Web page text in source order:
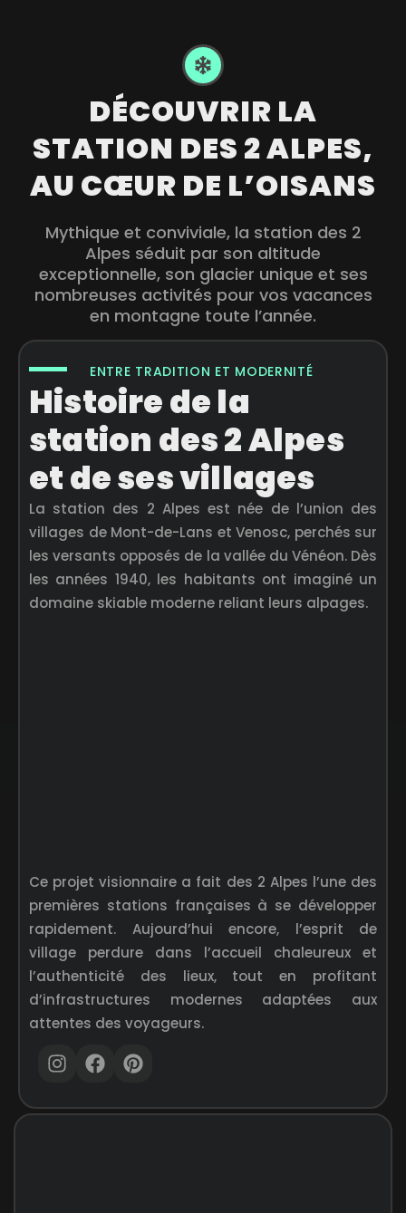
DÉCOUVRIR LA
STATION DES 2 ALPES,
AU CŒUR DE L’OISANS
Mythique et conviviale, la station des 2
Alpes séduit par son altitude
exceptionnelle, son glacier unique et ses
nombreuses activités pour vos vacances
en montagne toute l’année.
ENTRE TRADITION ET MODERNITÉ
Histoire de la
station des 2 Alpes
et de ses villages
La station des 2 Alpes est née de l’union des
villages de Mont-de-Lans et Venosc, perchés sur
les versants opposés de la vallée du Vénéon. Dès
les années 1940, les habitants ont imaginé un
domaine skiable moderne reliant leurs alpages.
Ce projet visionnaire a fait des 2 Alpes l’une des
premières stations françaises à se développer
rapidement. Aujourd’hui encore, l’esprit de
village perdure dans l’accueil chaleureux et
l’authenticité des lieux, tout en profitant
d’infrastructures modernes adaptées aux
attentes des voyageurs.